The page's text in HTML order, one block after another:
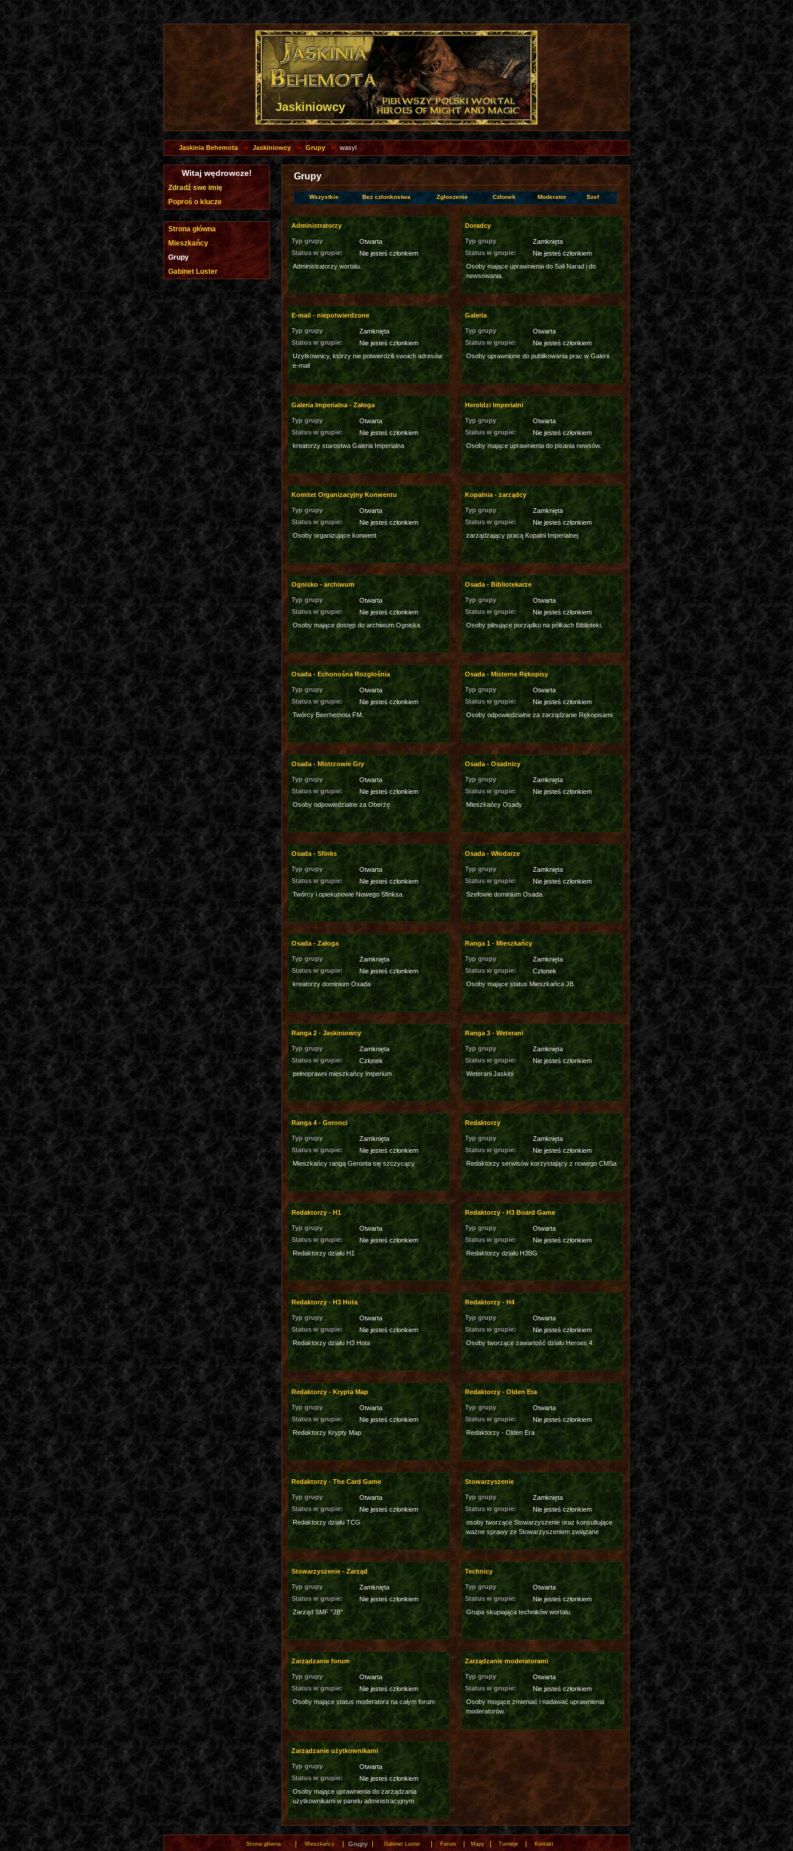
Jaskiniowcy
Jaskinia Behemota Jaskiniowcy Grupy wasyl
Grupy
Wszystkie Bez członkostwa Zgłoszenie Członek Moderator Szef
Administratorzy
Typ grupy
Otwarta
Status w grupie:
Nie jesteś członkiem
Administratorzy wortalu.
Doradcy
Typ grupy
Zamknięta
Status w grupie:
Nie jesteś członkiem
Osoby mające uprawnienia do Sali Narad i do
newsowania.
E-mail - niepotwierdzone
Typ grupy
Zamknięta
Status w grupie:
Nie jesteś członkiem
Uzytkownicy, którzy nie potwierdzili swoich adresów
e-mail
Galeria
Typ grupy
Otwarta
Status w grupie:
Nie jesteś członkiem
Osoby uprawnione do publikowania prac w Galerii.
Galeria Imperialna - Załoga
Typ grupy
Otwarta
Status w grupie:
Nie jesteś członkiem
kreatorzy starostwa Galeria Imperialna
Heroldzi Imperialni
Typ grupy
Otwarta
Status w grupie:
Nie jesteś członkiem
Osoby mające uprawnienia do pisania newsów.
Komitet Organizacyjny Konwentu
Typ grupy
Otwarta
Status w grupie:
Nie jesteś członkiem
Osoby organizujące konwent
Kopalnia - zarządcy
Typ grupy
Zamknięta
Status w grupie:
Nie jesteś członkiem
zarządzający pracą Kopalni Imperialnej
Ognisko - archiwum
Typ grupy
Otwarta
Status w grupie:
Nie jesteś członkiem
Osoby mające dostęp do archiwum Ogniska.
Osada - Bibliotekarze
Typ grupy
Otwarta
Status w grupie:
Nie jesteś członkiem
Osoby pilnujące porządku na półkach Biblioteki.
Osada - Echonośna Rozgłośnia
Typ grupy
Otwarta
Status w grupie:
Nie jesteś członkiem
Twórcy Beerhemota FM.
Osada - Misterne Rękopisy
Typ grupy
Otwarta
Status w grupie:
Nie jesteś członkiem
Osoby odpowiedzialne za zarządzanie Rękopisami
Osada - Mistrzowie Gry
Typ grupy
Otwarta
Status w grupie:
Nie jesteś członkiem
Osoby odpowiedzialne za Oberżę.
Osada - Osadnicy
Typ grupy
Zamknięta
Status w grupie:
Nie jesteś członkiem
Mieszkańcy Osady
Osada - Sfinks
Typ grupy
Otwarta
Status w grupie:
Nie jesteś członkiem
Twórcy i opiekunowie Nowego Sfinksa.
Osada - Włodarze
Typ grupy
Zamknięta
Status w grupie:
Nie jesteś członkiem
Szefowie dominium Osada.
Osada - Załoga
Typ grupy
Zamknięta
Status w grupie:
Nie jesteś członkiem
kreatorzy dominium Osada
Ranga 1 - Mieszkańcy
Typ grupy
Zamknięta
Status w grupie:
Członek
Osoby mające status Mieszkańca JB.
Ranga 2 - Jaskiniowcy
Typ grupy
Zamknięta
Status w grupie:
Członek
pełnoprawni mieszkańcy Imperium
Ranga 3 - Weterani
Typ grupy
Zamknięta
Status w grupie:
Nie jesteś członkiem
Weterani Jaskini
Ranga 4 - Geronci
Typ grupy
Zamknięta
Status w grupie:
Nie jesteś członkiem
Mieszkańcy rangą Geronta się szczycący
Redaktorzy
Typ grupy
Zamknięta
Status w grupie:
Nie jesteś członkiem
Redaktorzy serwisów korzystający z nowego CMSa
Redaktorzy - H1
Typ grupy
Otwarta
Status w grupie:
Nie jesteś członkiem
Redaktorzy działu H1
Redaktorzy - H3 Board Game
Typ grupy
Otwarta
Status w grupie:
Nie jesteś członkiem
Redaktorzy działu H3BG
Redaktorzy - H3 Hota
Typ grupy
Otwarta
Status w grupie:
Nie jesteś członkiem
Redaktorzy działu H3 Hota
Redaktorzy - H4
Typ grupy
Otwarta
Status w grupie:
Nie jesteś członkiem
Osoby tworzące zawartość działu Heroes 4.
Redaktorzy - Krypta Map
Typ grupy
Otwarta
Status w grupie:
Nie jesteś członkiem
Redaktorzy Krypty Map
Redaktorzy - Olden Era
Typ grupy
Otwarta
Status w grupie:
Nie jesteś członkiem
Redaktorzy - Olden Era
Redaktorzy - The Card Game
Typ grupy
Otwarta
Status w grupie:
Nie jesteś członkiem
Redaktorzy działu TCG
Stowarzyszenie
Typ grupy
Zamknięta
Status w grupie:
Nie jesteś członkiem
osoby tworzące Stowarzyszenie oraz konsultujące
ważne sprawy ze Stowarzyszeniem związane
Stowarzyszenie - Zarząd
Typ grupy
Zamknięta
Status w grupie:
Nie jesteś członkiem
Zarząd SMF "JB".
Technicy
Typ grupy
Otwarta
Status w grupie:
Nie jesteś członkiem
Grupa skupiająca techników wortalu.
Zarządzanie forum
Typ grupy
Otwarta
Status w grupie:
Nie jesteś członkiem
Osoby mające status moderatora na całym forum
Zarządzanie moderatorami
Typ grupy
Otwarta
Status w grupie:
Nie jesteś członkiem
Osoby mogące zmieniać i nadawać uprawnienia
moderatorów.
Zarządzanie użytkownikami
Typ grupy
Otwarta
Status w grupie:
Nie jesteś członkiem
Osoby mające uprawnienia do zarządzania
użytkownikami w panelu administracyjnym
Witaj wędrowcze!
Zdradź swe imię
Poproś o klucze
Strona główna
Mieszkańcy
Grupy
Gabinet Luster
Strona główna Mieszkańcy Grupy Gabinet Luster Forum Mapy Turnieje Kontakt